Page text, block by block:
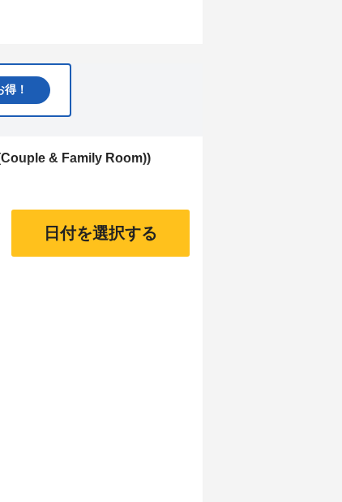
！
& Family Room))
日付を選択する